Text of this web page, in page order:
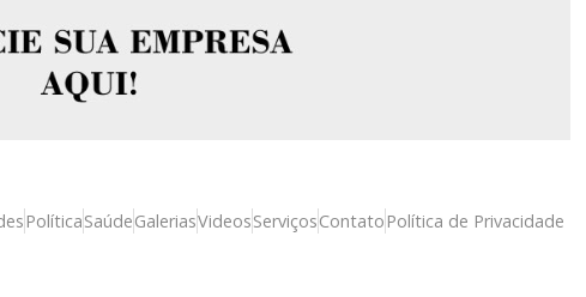
PolíticaSaúdeGaleriasVideosServiçosContato Política de Privacidade